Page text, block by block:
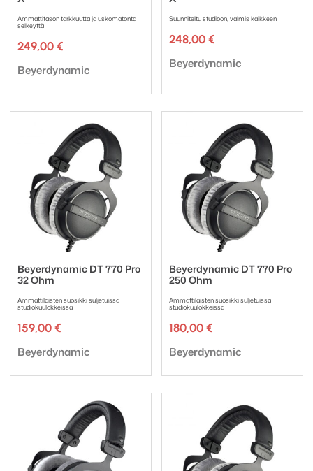
Ammattitason tarkkuutta ja uskomatonta
selkeyttä
249,00 €
Tuotemerkki:
Beyerdynamic
Suunniteltu studioon, valmis kaikkeen
248,00 €
Tuotemerkki:
Beyerdynamic
Beyerdynamic DT 770 Pro
32 Ohm
Ammattilaisten suosikki suljetuissa
studiokuulokkeissa
159,00 €
Tuotemerkki:
Beyerdynamic
Beyerdynamic DT 770 Pro
250 Ohm
Ammattilaisten suosikki suljetuissa
studiokuulokkeissa
180,00 €
Tuotemerkki:
Beyerdynamic